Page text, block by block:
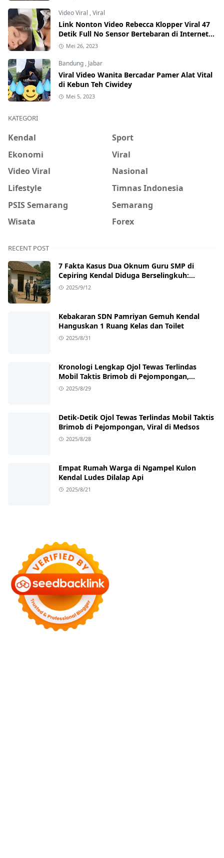
Video Viral ,Viral
Link Nonton Video Rebecca Klopper Viral 47
Detik Full No Sensor Bertebaran di Internet,
Hati-Hati Phising!
Mei 26, 2023
Bandung , Jabar
Viral Video Wanita Bercadar Pamer Alat Vital
di Kebun Teh Ciwidey
Mei 5, 2023
KATEGORI
Kendal
Sport
Ekonomi
Viral
Video Viral
Nasional
Lifestyle
Timnas Indonesia
PSIS Semarang
Semarang
Wisata
Forex
RECENT POST
7 Fakta Kasus Dua Oknum Guru SMP di
Cepiring Kendal Diduga Berselingkuh:
Kronologi, Pengakuan, hingga Sanksi
2025/9/12
Kebakaran SDN Pamriyan Gemuh Kendal
Hanguskan 1 Ruang Kelas dan Toilet
2025/8/31
Kronologi Lengkap Ojol Tewas Terlindas
Mobil Taktis Brimob di Pejompongan,
Ternyata Sedang Antar Orderan
2025/8/29
Detik-Detik Ojol Tewas Terlindas Mobil Taktis
Brimob di Pejompongan, Viral di Medsos
2025/8/28
Empat Rumah Warga di Ngampel Kulon
Kendal Ludes Dilalap Api
2025/8/21